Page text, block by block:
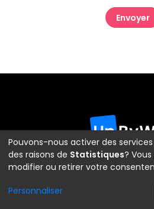
Vos besoins
Pouvons-nous activer des
des raisons de Statistiques?
modifier ou retirer votre
Personnaliser